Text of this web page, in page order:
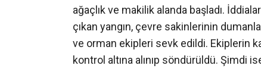
ağaçlık ve makilik alanda başladı.
çıkan yangın, çevre sakinlerinin
ve orman ekipleri sevk edildi. Ekiplerin
kontrol altına alınıp söndürüldü. Şimdi